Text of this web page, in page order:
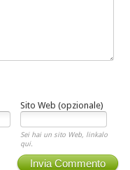
Sito Web (opzionale)
Sei hai un sito Web, linkalo
qui.
Invia Commento